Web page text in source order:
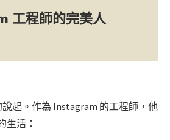
工程師的完美人
起。作為 Instagram 的工程師，他
生活：